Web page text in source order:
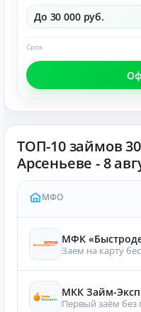
До 30 000 руб.
Срок
ТОП-10 займов
Арсеньеве - 8
МФО
МФК
Заем на карту
МКК Займ-
Первый заём без